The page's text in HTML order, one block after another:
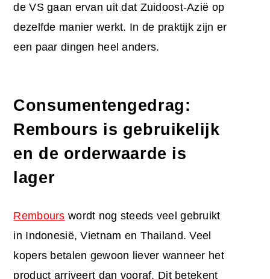
de VS gaan ervan uit dat Zuidoost-Azië op
dezelfde manier werkt. In de praktijk zijn er
een paar dingen heel anders.
Consumentengedrag:
Rembours is gebruikelijk
en de orderwaarde is
lager
Rembours wordt nog steeds veel gebruikt
in Indonesië, Vietnam en Thailand. Veel
kopers betalen gewoon liever wanneer het
product arriveert dan vooraf. Dit betekent